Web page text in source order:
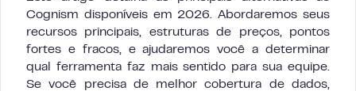
Cognism disponíveis em 2026. Abordaremos seus
recursos principais, estruturas de preços, pontos
fortes e fracos, e ajudaremos você a determinar
qual ferramenta faz mais sentido para sua equipe.
Se você precisa de melhor cobertura de dados,